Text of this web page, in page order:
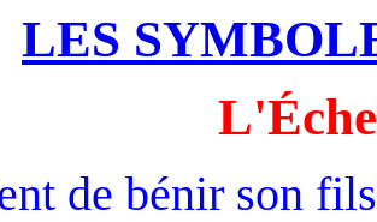
LES
de bénir son